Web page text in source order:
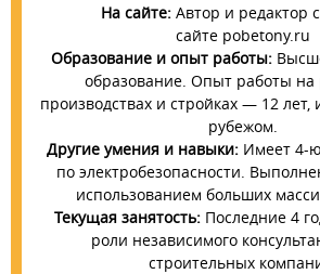
На сайте: Автор и редактор
сайте pobetony.ru
Образование и опыт работы:
образование. Опыт работы на
производствах и стройках — 12 лет,
рубежом.
Другие умения и навыки:Имеет 4-ю
по электробезопасности.
использованием больших
Текущая занятость: Последние 4
роли независимого
строительных